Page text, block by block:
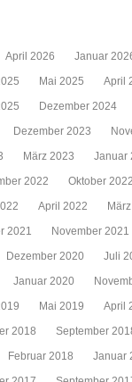
April 2026 Januar
Mai 2025
April
Dezember 2024
Dezember 2023
März 2023
Januar
2022
Oktober 2022
April 2022
2021 November 2021
Dezember 2020 Juli
Januar 2020
Mai 2019
April
2018 September
Februar 2018
Januar